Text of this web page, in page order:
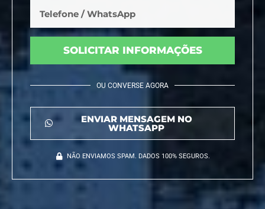
SOLICITAR INFORMAÇÕES
OU CONVERSE AGORA
ENVIAR MENSAGEM NO
WHATSAPP
NÃO ENVIAMOS SPAM. DADOS 100% SEGUROS.